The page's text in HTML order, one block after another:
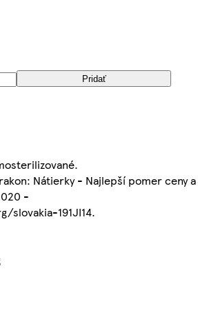
Pridať
Nátierky - Najlepší pomer ceny a
-
slovakia-191JI14.